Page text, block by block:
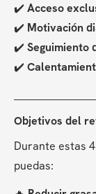
✔️ Acceso
✔️ Motivación
✔️ Seguimiento
✔️
Objetivos del
Durante estas
puedas: